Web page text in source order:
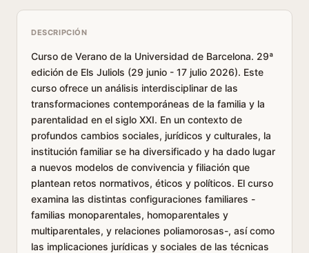
DESCRIPCIÓN
Curso de Verano de la Universidad de Barcelona. 29ª
edición de Els Juliols (29 junio - 17 julio 2026). Este
curso ofrece un análisis interdisciplinar de las
transformaciones contemporáneas de la familia y la
parentalidad en el siglo XXI. En un contexto de
profundos cambios sociales, jurídicos y culturales, la
institución familiar se ha diversificado y ha dado lugar
a nuevos modelos de convivencia y filiación que
plantean retos normativos, éticos y políticos. El curso
examina las distintas configuraciones familiares -
familias monoparentales, homoparentales y
multiparentales, y relaciones poliamorosas-, así como
las implicaciones jurídicas y sociales de las técnicas